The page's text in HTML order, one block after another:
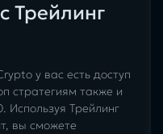
Трейлинг
у вас есть доступ
стратегиям также и
Используя Трейлинг
вы сможете